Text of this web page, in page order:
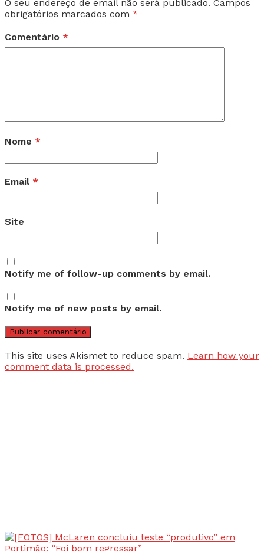
O seu endereço de email não será publicado. Campos
obrigatórios marcados com *
Comentário *
Nome *
Email *
Site
Notify me of follow-up comments by email.
Notify me of new posts by email.
This site uses Akismet to reduce spam. Learn how your
comment data is processed.